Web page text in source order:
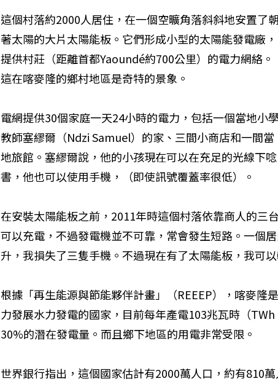
這個村落約2000人居住，在一個空曠角落斜斜地安置了朝
著太陽的大片太陽能板。它們形成小型的太陽能發電廠，
提供村莊（距離首都Yaoundé約700公里）的電力網絡。
這在喀麥隆的鄉村地區是奇特的景象。
電網提供30個家庭一天24小時的電力，包括一個當地小學
教師塞繆爾（Ndzi Samuel）的家、三間小商店和一間當
地旅館。塞繆爾說，他的小孩現在可以在充足的光線下唸
書，他也可以使用手機，（即使訊號覆蓋率很低）。
在安裝太陽能板之前，2011年時這個村落依靠商人的三
可以充電，不過發電機並不可靠，常會發生短路。一個
升，我損失了三隻手機。不過現在有了太陽能板，我可以
根據「再生能源與節能夥伴計畫」（REEEP），喀麥隆
力發展水力發電的國家，目前每年產電103兆瓦時（
30%的潛在發電量。而且鄉下地區的用電非常受限。
世界銀行指出，這個國家估計有2000萬人口，約有810